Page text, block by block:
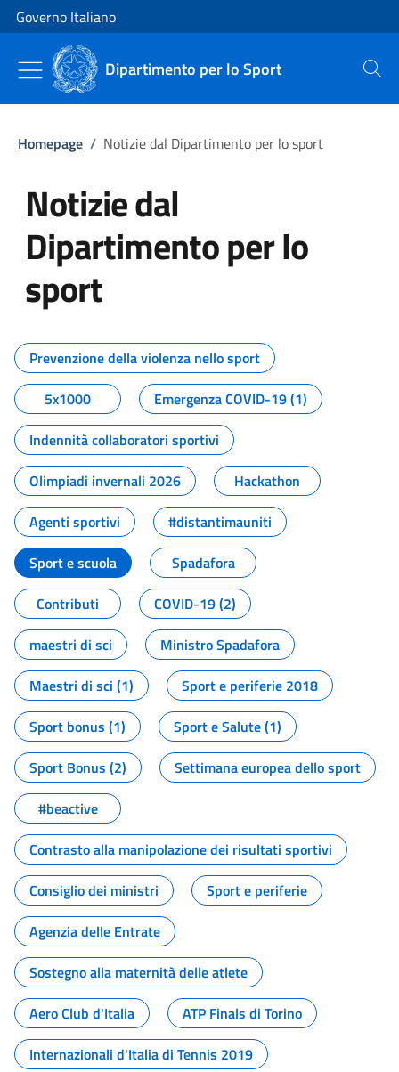
Vai al contenuto
Vai alla navigazione del sito
Governo Italiano
Dipartimento per lo Sport Cerca
Homepage / Notizie dal Dipartimento per lo sport
Notizie dal
Dipartimento per lo
sport
Tutti i contenuti della pagina
Prevenzione della violenza nello sport
5x1000
Emergenza COVID-19 (1)
Indennità collaboratori sportivi
Olimpiadi invernali 2026
Hackathon
Agenti sportivi
#distantimauniti
Sport e scuola
Spadafora
Contributi
COVID-19 (2)
maestri di sci
Ministro Spadafora
Maestri di sci (1)
Sport e periferie 2018
Sport bonus (1)
Sport e Salute (1)
Sport Bonus (2)
Settimana europea dello sport
#beactive
Contrasto alla manipolazione dei risultati sportivi
Consiglio dei ministri
Sport e periferie
Agenzia delle Entrate
Sostegno alla maternità delle atlete
Aero Club d'Italia
ATP Finals di Torino
Internazionali d'Italia di Tennis 2019